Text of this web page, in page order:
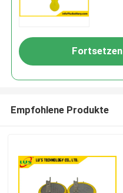
Fortsetzen
Empfohlene Produkte